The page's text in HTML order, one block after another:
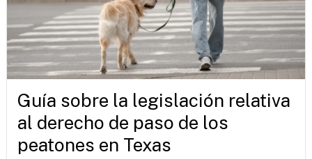
Guía sobre la legislación relativa
al derecho de paso de los
peatones en Texas